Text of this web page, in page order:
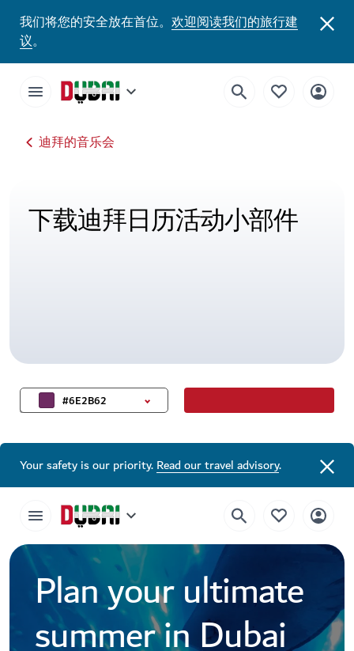
我们将您的安全放在首位。 欢迎阅读我们的旅行建
议。
迪拜的音乐会
下载迪拜日历活动小部件
#6E2B62